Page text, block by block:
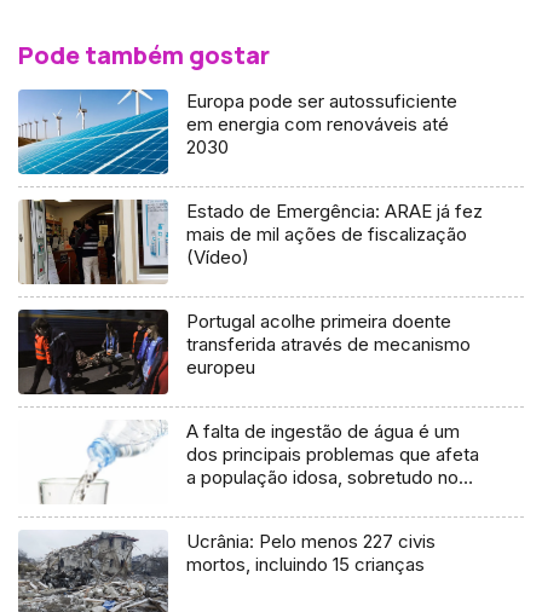
Pode também gostar
Europa pode ser autossuficiente
em energia com renováveis até
2030
Estado de Emergência: ARAE já fez
mais de mil ações de fiscalização
(Vídeo)
Portugal acolhe primeira doente
transferida através de mecanismo
europeu
A falta de ingestão de água é um
dos principais problemas que afeta
a população idosa, sobretudo no
Ucrânia: Pelo menos 227 civis
mortos, incluindo 15 crianças